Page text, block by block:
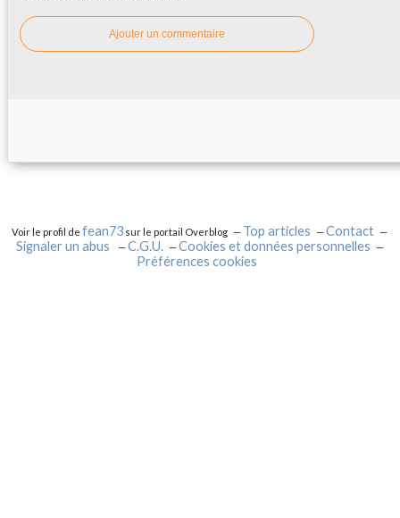
Ajouter un commentaire
Voir le profil defean73 sur le portail Overblog Top articles
Contact
Signaler un abus
C.G.U.
Cookies et données personnelles
Préférences cookies